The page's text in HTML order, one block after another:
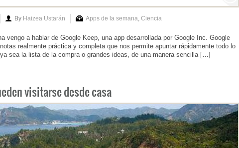
By Haizea Ustarán Apps de la semana Ciencia
vengo a hablar de Google Keep, una app desarrollada por Google Inc. Google
realmente práctica y completa que nos permite apuntar rápidamente todo lo
sea la lista de la compra o grandes ideas, de una manera sencilla […]
visitarse desde casa